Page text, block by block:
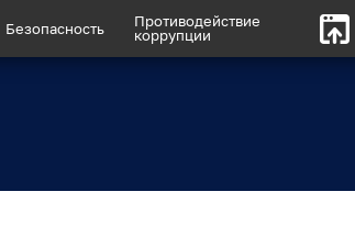
Безопасность
Противодействие
коррупции